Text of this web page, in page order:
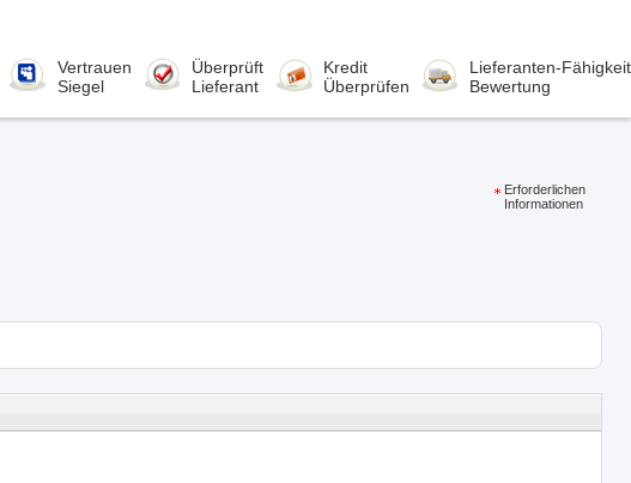
Vertrauen
Siegel
Überprüft
Lieferant
Kredit
Überprüfen
Lieferanten-Fähigkeit
Bewertung
Erforderlichen
Informationen